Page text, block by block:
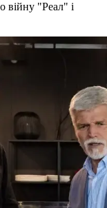
війну "Реал" і